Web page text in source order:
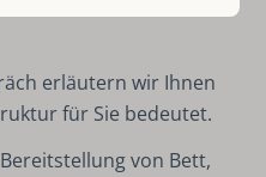
erläutern wir Ihnen
für Sie bedeutet.
von Bett,